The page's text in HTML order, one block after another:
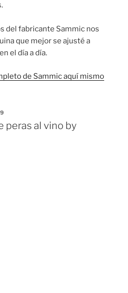
del fabricante Sammic nos
que mejor se ajusté a
el día a día.
de Sammic aquí mismo
peras al vino by